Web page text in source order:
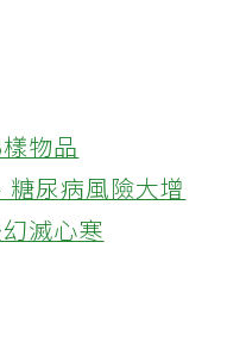
物品
尿病風險大增
滅心寒